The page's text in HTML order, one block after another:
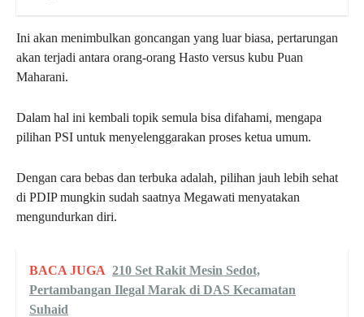
Ini akan menimbulkan goncangan yang luar biasa, pertarungan
akan terjadi antara orang-orang Hasto versus kubu Puan
Maharani.
Dalam hal ini kembali topik semula bisa difahami, mengapa
pilihan PSI untuk menyelenggarakan proses ketua umum.
Dengan cara bebas dan terbuka adalah, pilihan jauh lebih sehat
di PDIP mungkin sudah saatnya Megawati menyatakan
mengundurkan diri.
BACA JUGA 210 Set Rakit Mesin Sedot,
Pertambangan Ilegal Marak di DAS Kecamatan
Suhaid